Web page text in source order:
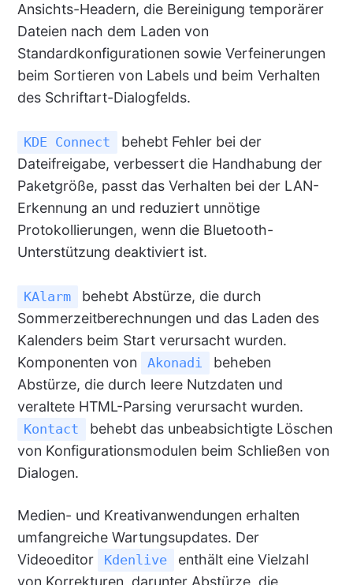
Ansichts-Headern, die Bereinigung temporärer
Dateien nach dem Laden von
Standardkonfigurationen sowie Verfeinerungen
beim Sortieren von Labels und beim Verhalten
des Schriftart-Dialogfelds.
KDE Connect
behebt Fehler bei der
Dateifreigabe, verbessert die Handhabung der
Paketgröße, passt das Verhalten bei der LAN-
Erkennung an und reduziert unnötige
Protokollierungen, wenn die Bluetooth-
Unterstützung deaktiviert ist.
KAlarm
behebt Abstürze, die durch
Sommerzeitberechnungen und das Laden des
Kalenders beim Start verursacht wurden.
Komponenten von
Akonadi
beheben
Abstürze, die durch leere Nutzdaten und
veraltete HTML-Parsing verursacht wurden.
Kontact
behebt das unbeabsichtigte Löschen
von Konfigurationsmodulen beim Schließen von
Dialogen.
Medien- und Kreativanwendungen erhalten
umfangreiche Wartungsupdates. Der
Videoeditor
Kdenlive
enthält eine Vielzahl
von Korrekturen, darunter Abstürze, die